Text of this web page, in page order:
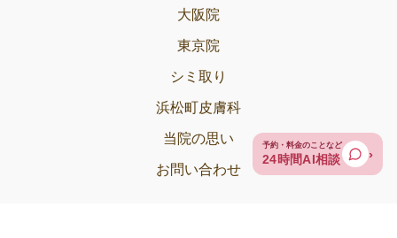
大阪院
東京院
シミ取り
浜松町皮膚科
当院の思い
お問い合わせ